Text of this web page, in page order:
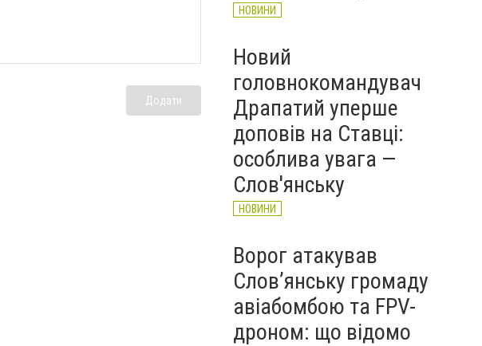
Додати
НОВИНИ
Новий
головнокомандувач
Драпатий уперше
доповів на Ставці:
особлива увага —
Слов'янську
НОВИНИ
Ворог атакував
Слов’янську громаду
авіабомбою та FPV-
дроном: що відомо